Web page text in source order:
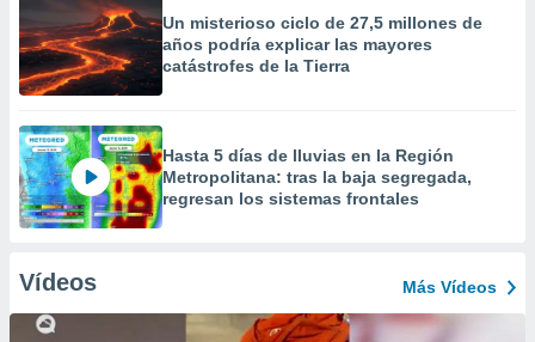
Un misterioso ciclo de 27,5 millones de
años podría explicar las mayores
catástrofes de la Tierra
Hasta 5 días de lluvias en la Región
Metropolitana: tras la baja segregada,
regresan los sistemas frontales
Vídeos Más Vídeos